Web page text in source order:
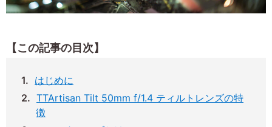
【この記事の目次】
はじめに
TTArtisan Tilt 50mm f/1.4 ティルトレンズの特
徴